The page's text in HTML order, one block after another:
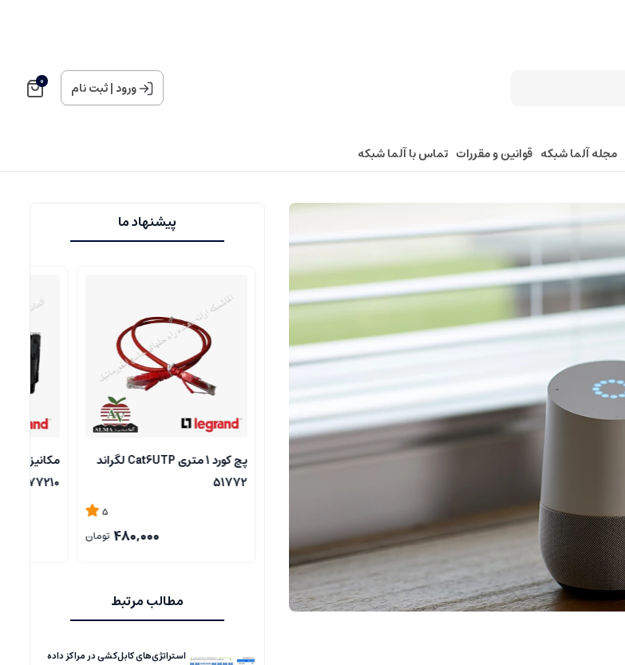
ورود|ثبت نام 0
مجله آلما شبکه قوانین و مقررات تماس با آلما شبکه
پیشنهاد ما
430,000 تومان
پچ کورد 1 متری Cat6UTP لگراند
480,000 تومان
مکانیزم (پریز) برق سفید لگراند
77210
5
180,000 تومان
مطالب مرتبط
استراتژی‌های کابل‌کشی در مراکز داده